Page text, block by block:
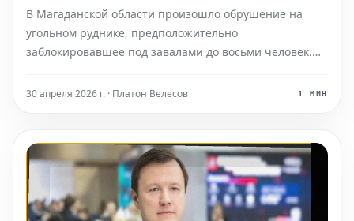
В Магаданской области произошло обрушение на
угольном руднике, предположительно
заблокировавшее под завалами до восьми человек.
России в четверг, 30 апреля. На место происшествия
30 апреля 2026 г. · Платон Велесов 1 МИН